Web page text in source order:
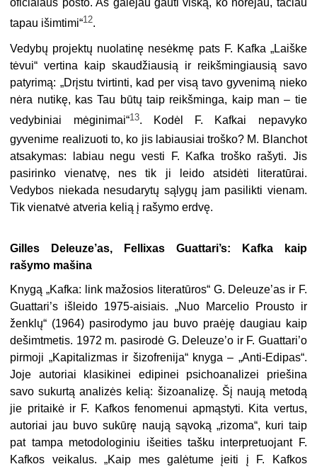
oficialaus posto. Aš galėjau gauti viską, ko norėjau, tačiau
tapau išimtimi“12.
Vedybų projektų nuolatinę nesėkmę pats F. Kafka „Laiške
tėvui“ vertina kaip skaudžiausią ir reikšmingiausią savo
patyrimą: „Drįstu tvirtinti, kad per visą tavo gyvenimą nieko
nėra nutikę, kas Tau būtų taip reikšminga, kaip man – tie
vedybiniai mėginimai“13. Kodėl F. Kafkai nepavyko
gyvenime realizuoti to, ko jis labiausiai troško? M. Blanchot
atsakymas: labiau negu vesti F. Kafka troško rašyti. Jis
pasirinko vienatvę, nes tik ji leido atsidėti literatūrai.
Vedybos niekada nesudarytų sąlygų jam pasilikti vienam.
Tik vienatvė atveria kelią į rašymo erdvę.
Gilles Deleuze’as, Fellixas Guattari’s: Kafka kaip
rašymo mašina
Knygą „Kafka: link mažosios literatūros“ G. Deleuze’as ir F.
Guattari’s išleido 1975-aisiais. „Nuo Marcelio Prousto ir
ženklų“ (1964) pasirodymo jau buvo praėję daugiau kaip
dešimtmetis. 1972 m. pasirodė G. Deleuze’o ir F. Guattari’o
pirmoji „Kapitalizmas ir šizofrenija“ knyga – „Anti-Edipas“.
Joje autoriai klasikinei edipinei psichoanalizei priešina
savo sukurtą analizės kelią: šizoanalizę. Šį naują metodą
jie pritaikė ir F. Kafkos fenomenui apmąstyti. Kita vertus,
autoriai jau buvo sukūrę naują sąvoką „rizoma“, kuri taip
pat tampa metodologiniu išeities tašku interpretuojant F.
Kafkos veikalus. „Kaip mes galėtume įeiti į F. Kafkos